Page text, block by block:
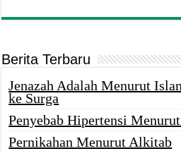
Berita Terbaru
Jenazah Adalah Menurut
ke Surga
Penyebab Hipertensi
Pernikahan Menurut Alkitab